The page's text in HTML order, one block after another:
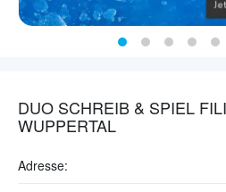
DUO SCHREIB & SPIEL
WUPPERTAL
Adresse: